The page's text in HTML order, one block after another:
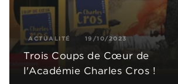
ACTUALITÉ 19/10/2023
Trois Coups de Cœur de
l'Académie Charles Cros !